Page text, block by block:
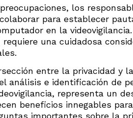
los
para establecer
en la
requiere una cuidadosa
entre la privacidad y
análisis e identificación de
representa un
beneficios innegables
importantes sobre la